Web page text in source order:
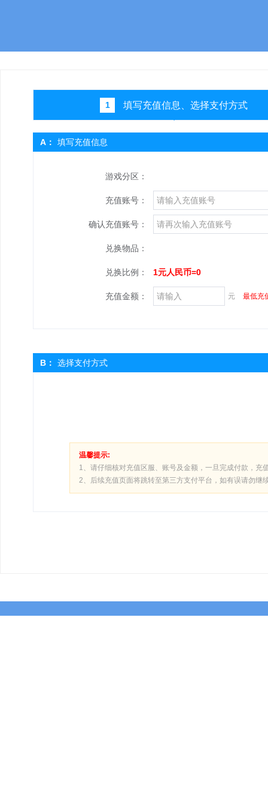
1 填写充值信息、选择支付方式
A： 填写充值信息
游戏分区：
充值账号：
确认充值账号：
兑换物品：
兑换比例： 1元人民币=0
充值金额： 元 最低充
B： 选择支付方式
温馨提示:
1、请仔细核对充值区服、账号及金额，一旦完成付款，充
2、后续充值页面将跳转至第三方支付平台，如有误请勿继